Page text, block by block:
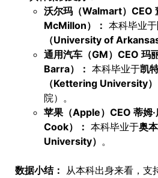
沃尔玛（Walmart）CEO
McMillon）： 本科毕业于
（University of Arkansas
通用汽车（GM）CEO 玛
Barra）： 本科毕业于凯
（Kettering University）
院）。
苹果（Apple）CEO 蒂姆
Cook）： 本科毕业于奥
University） 。
数据小结： 从本科出身来看，支